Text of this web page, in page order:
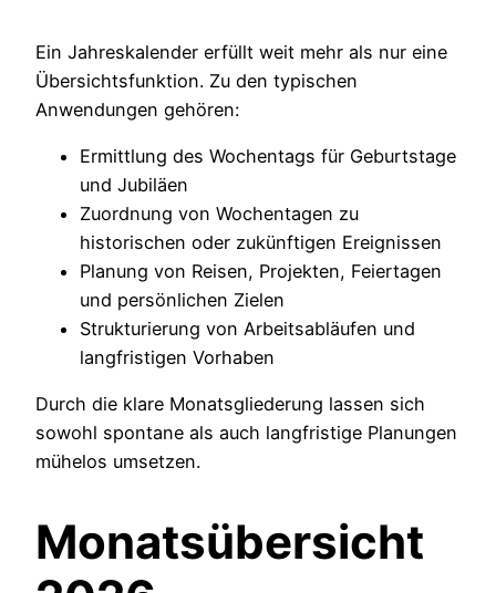
Ein Jahreskalender erfüllt weit mehr als nur eine
Übersichtsfunktion. Zu den typischen
Anwendungen gehören:
Ermittlung des Wochentags für Geburtstage
und Jubiläen
Zuordnung von Wochentagen zu
historischen oder zukünftigen Ereignissen
Planung von Reisen, Projekten, Feiertagen
und persönlichen Zielen
Strukturierung von Arbeitsabläufen und
langfristigen Vorhaben
Durch die klare Monatsgliederung lassen sich
sowohl spontane als auch langfristige Planungen
mühelos umsetzen.
Monatsübersicht